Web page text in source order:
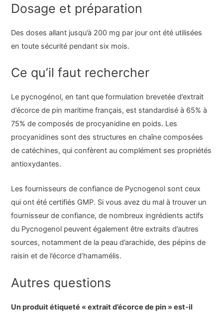
Dosage et préparation
Des doses allant jusqu’à 200 mg par jour ont été utilisées
en toute sécurité pendant six mois.
Ce qu’il faut rechercher
Le pycnogénol, en tant que formulation brevetée d’extrait
d’écorce de pin maritime français, est standardisé à 65% à
75% de composés de procyanidine en poids. Les
procyanidines sont des structures en chaîne composées
de catéchines, qui confèrent au complément ses propriétés
antioxydantes.
Les fournisseurs de confiance de Pycnogenol sont ceux
qui ont été certifiés GMP. Si vous avez du mal à trouver un
fournisseur de confiance, de nombreux ingrédients actifs
du Pycnogenol peuvent également être extraits d’autres
sources, notamment de la peau d’arachide, des pépins de
raisin et de l’écorce d’hamamélis.
Autres questions
Un produit étiqueté « extrait d’écorce de pin » est-il